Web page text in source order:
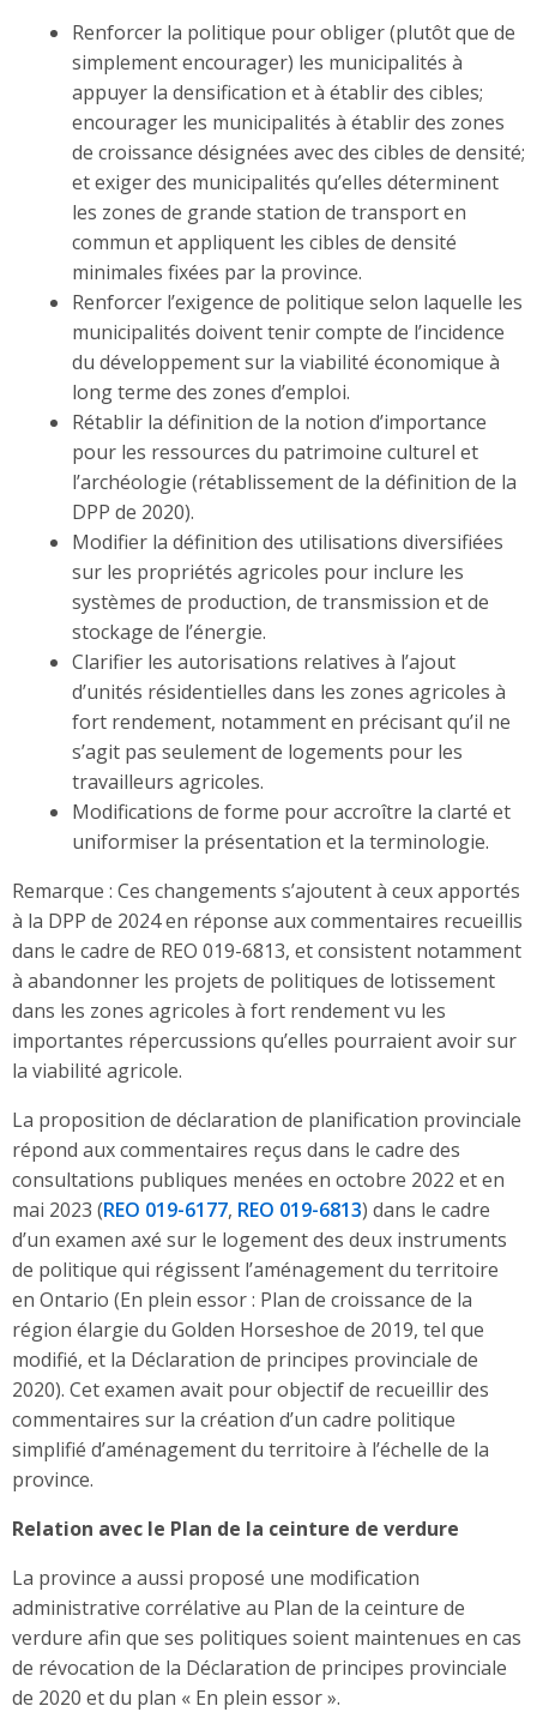
Renforcer la politique pour obliger (plutôt que de
simplement encourager) les municipalités à
appuyer la densification et à établir des cibles;
encourager les municipalités à établir des zones
de croissance désignées avec des cibles de densité;
et exiger des municipalités qu’elles déterminent
les zones de grande station de transport en
commun et appliquent les cibles de densité
minimales fixées par la province.
Renforcer l’exigence de politique selon laquelle les
municipalités doivent tenir compte de l’incidence
du développement sur la viabilité économique à
long terme des zones d’emploi.
Rétablir la définition de la notion d’importance
pour les ressources du patrimoine culturel et
l’archéologie (rétablissement de la définition de la
DPP de 2020).
Modifier la définition des utilisations diversifiées
sur les propriétés agricoles pour inclure les
systèmes de production, de transmission et de
stockage de l’énergie.
Clarifier les autorisations relatives à l’ajout
d’unités résidentielles dans les zones agricoles à
fort rendement, notamment en précisant qu’il ne
s’agit pas seulement de logements pour les
travailleurs agricoles.
Modifications de forme pour accroître la clarté et
uniformiser la présentation et la terminologie.
Remarque : Ces changements s’ajoutent à ceux apportés
à la DPP de 2024 en réponse aux commentaires recueillis
dans le cadre de REO 019-6813, et consistent notamment
à abandonner les projets de politiques de lotissement
dans les zones agricoles à fort rendement vu les
importantes répercussions qu’elles pourraient avoir sur
la viabilité agricole.
La proposition de déclaration de planification provinciale
répond aux commentaires reçus dans le cadre des
consultations publiques menées en octobre 2022 et en
mai 2023 (REO 019-6177, REO 019-6813) dans le cadre
d’un examen axé sur le logement des deux instruments
de politique qui régissent l’aménagement du territoire
en Ontario (En plein essor : Plan de croissance de la
région élargie du Golden Horseshoe de 2019, tel que
modifié, et la Déclaration de principes provinciale de
2020). Cet examen avait pour objectif de recueillir des
commentaires sur la création d’un cadre politique
simplifié d’aménagement du territoire à l’échelle de la
province.
Relation avec le Plan de la ceinture de verdure
La province a aussi proposé une modification
administrative corrélative au Plan de la ceinture de
verdure afin que ses politiques soient maintenues en cas
de révocation de la Déclaration de principes provinciale
de 2020 et du plan « En plein essor ».